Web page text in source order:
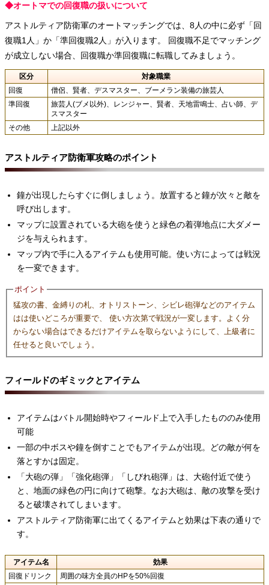
◆オートマでの回復職の扱いについて
アストルティア防衛軍のオートマッチングでは、8人の中に必ず「回
復職1人」か「準回復職2人」が入ります。 回復職不足でマッチング
が成立しない場合、回復職か準回復職に転職してみましょう。
区分
対象職業
回復
僧侶、賢者、デスマスター、ブーメラン装備の旅芸人
準回復
旅芸人(ブメ以外)、レンジャー、賢者、天地雷鳴士、占い師、デ
スマスター
その他
上記以外
アストルティア防衛軍攻略のポイント
鐘が出現したらすぐに倒しましょう。放置すると鐘が次々と敵を
呼び出します。
マップに設置されている大砲を使うと緑色の着弾地点に大ダメー
ジを与えられます。
マップ内で手に入るアイテムも使用可能。使い方によっては戦況
を一変できます。
ポイント
猛攻の書、金縛りの札、オトリストーン、シビレ砲弾などのアイテム
はは使いどころが重要で、 使い方次第で戦況が一変します。よく分
からない場合はできるだけアイテムを取らないようにして、上級者に
任せると良いでしょう。
フィールドのギミックとアイテム
アイテムはバトル開始時やフィールド上で入手したもののみ使用
可能
一部の中ボスや鐘を倒すことでもアイテムが出現。どの敵が何を
落とすかは固定。
「大砲の弾」「強化砲弾」「しびれ砲弾」は、大砲付近で使う
と、地面の緑色の円に向けて砲撃。なお大砲は、敵の攻撃を受け
ると破壊されてしまいます。
アストルティア防衛軍に出てくるアイテムと効果は下表の通りで
す。
アイテム名
効果
回復ドリンク
周囲の味方全員のHPを50%回復